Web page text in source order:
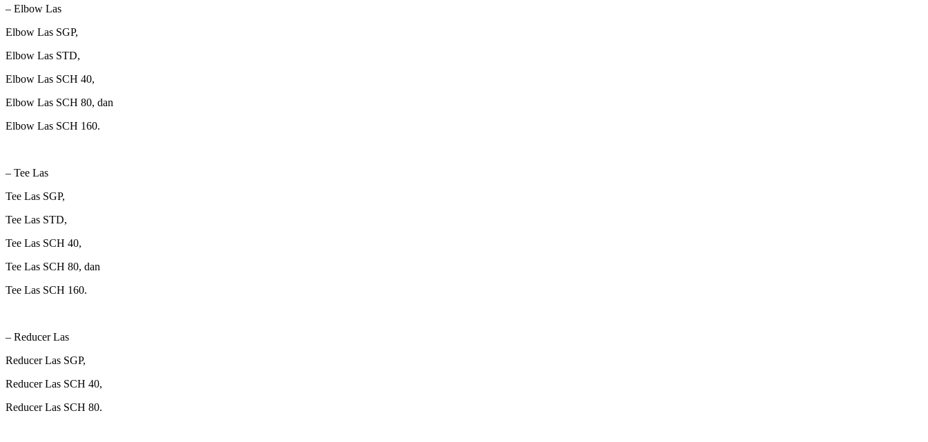
– Elbow Las
Elbow Las SGP,
Elbow Las STD,
Elbow Las SCH 40,
Elbow Las SCH 80, dan
Elbow Las SCH 160.
– Tee Las
Tee Las SGP,
Tee Las STD,
Tee Las SCH 40,
Tee Las SCH 80, dan
Tee Las SCH 160.
– Reducer Las
Reducer Las SGP,
Reducer Las SCH 40,
Reducer Las SCH 80.